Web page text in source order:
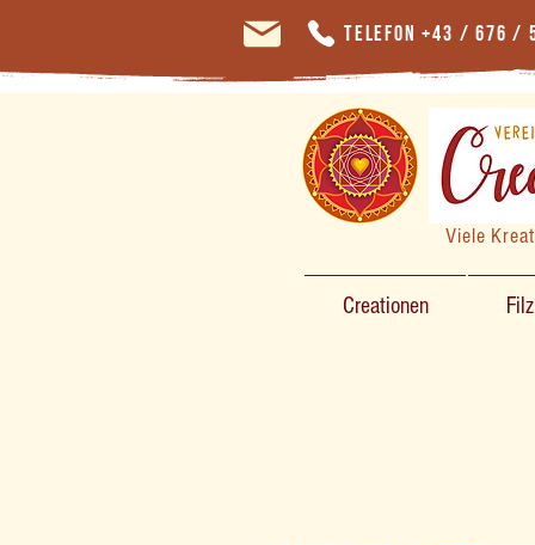
Telefon +43 / 676 /
Viele
Creationen